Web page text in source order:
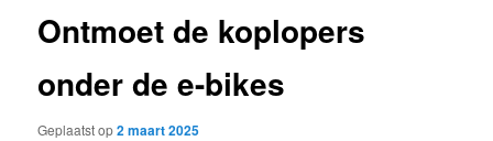
Ontmoet de koplopers
onder de e-bikes
Geplaatst op2 maart 2025